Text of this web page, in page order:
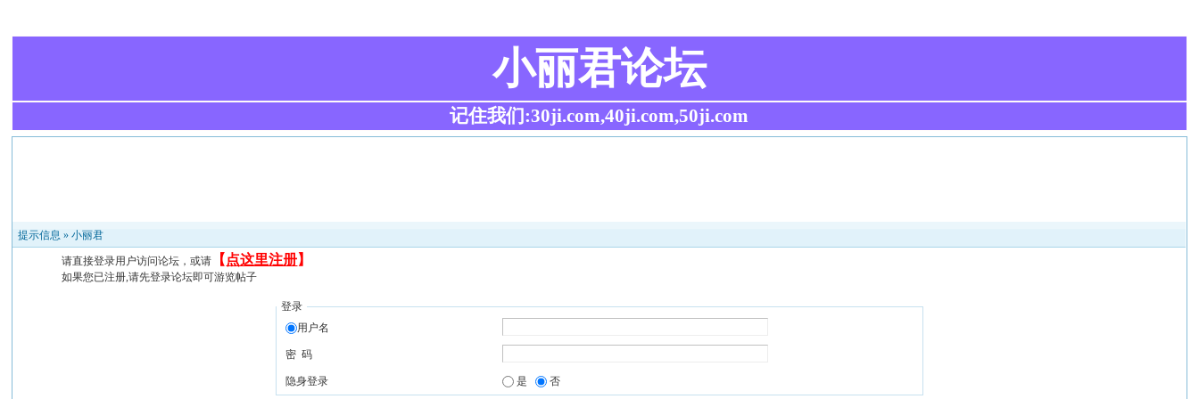
小丽君论坛
记住我们:30ji.com,40ji.com,50ji.com
提示信息 »小丽君
请直接登录用户访问论坛，或请 【 点这里注册】
如果您已注册,请先登录论坛即可游览帖子
登录
用户名
密 码
隐身登录 是 否